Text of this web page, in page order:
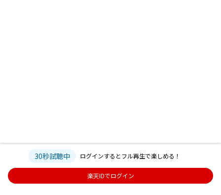
30秒試聴中 ログインするとフル再生で楽しめる！
楽天IDでログイン